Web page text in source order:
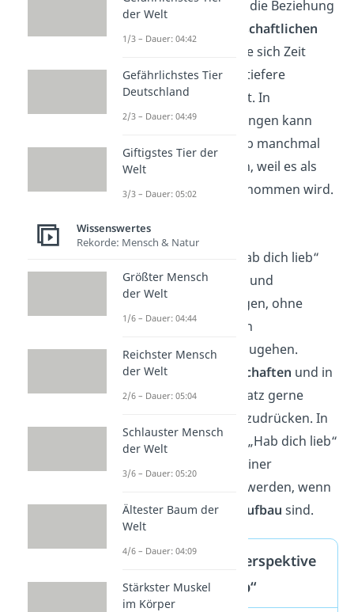
sich, ob ihre Partnerin die Beziehung
freundschaftlichen
sieht oder ob sie sich Zeit
nimmt, bevor sie eine tiefere
Liebeserklärung macht. In
romantischen Beziehungen kann
„Hab dich lieb“ deshalb manchmal
fürVerwirrung
sorgen, weil es als
weniger stark wahrgenommen wird.
Weibliche Sicht
verwenden „Hab dich lieb“
häufig, um Zuneigung und
Wertschätzung zu zeigen, ohne
sofort zu einer tieferen
Liebeserklärung überzugehen.
Besonders in
Freundschaften und in
derFamiliewird der Satz gerne
genutzt, um Nähe auszudrücken. In
Partnerschaften kann „Hab dich lieb“
in der Anfangsphase einer
Beziehung eingesetzt werden, wenn
dieGefühlenoch im Aufbau sind.
Psychologische Perspektive
auf „Hab dich lieb“
der Welt
1/3 – Dauer: 04:42
Gefährlichstes Tier
Deutschland
2/3 – Dauer: 04:49
Giftigstes Tier der
Welt
3/3 – Dauer: 05:02
Wissenswertes
Rekorde: Mensch & Natur
Größter Mensch
der Welt
1/6 – Dauer: 04:44
Reichster Mensch
der Welt
2/6 – Dauer: 05:04
Schlauster Mensch
der Welt
3/6 – Dauer: 05:20
Ältester Baum der
Welt
4/6 – Dauer: 04:09
Stärkster Muskel
im Körper